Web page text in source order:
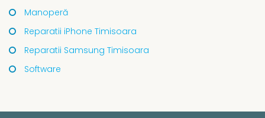
Manoperă
Reparatii iPhone Timisoara
Reparatii Samsung Timisoara
Software